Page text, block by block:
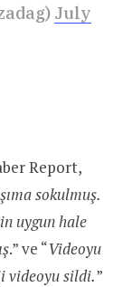
July
Report,
sokulmuş.
uygun hale
.” ve “Videoyu
videoyu sildi.”